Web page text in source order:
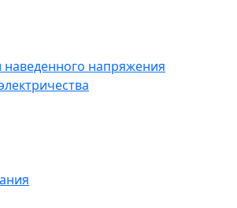
наведенного напряжения